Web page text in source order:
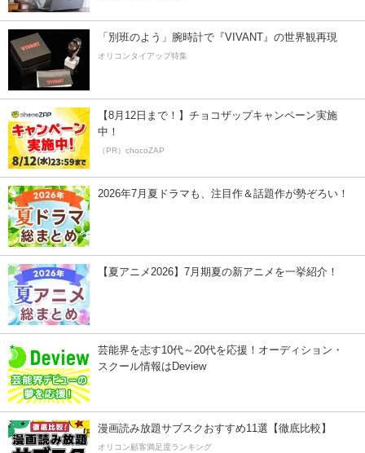
「別班のよう」腕時計で『VIVANT』の世界観再現
オリコンタイアップ特集
【8月12日まで！】チョコザップキャンペーン実施
中！
（PR）chocoZAP
2026年7月夏ドラマも、注目作＆話題作が勢ぞろい！
【夏アニメ2026】7月期夏の新アニメを一挙紹介！
芸能界を志す10代～20代を応援！オーディション・
スクール情報はDeview
漫画読み放題サブスクおすすめ11選【徹底比較】
オリコン顧客満足度ランキング